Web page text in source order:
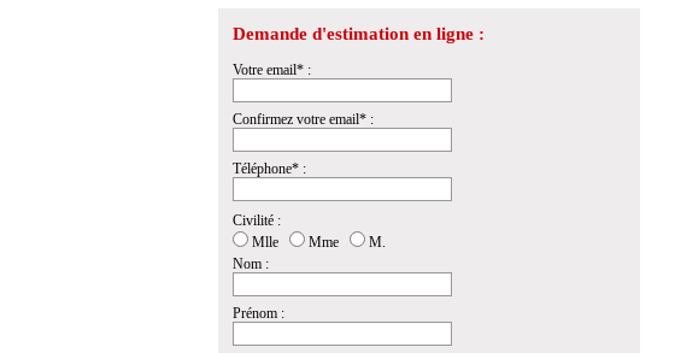
Demande d'estimation en ligne :
Votre email* :
Confirmez votre email* :
Téléphone* :
Civilité :
Mlle
Mme
M.
Nom :
Prénom :